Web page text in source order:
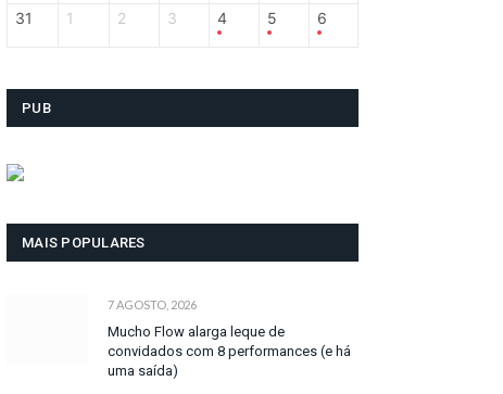
31 1 2 3 4 5 6
PUB
MAIS POPULARES
7 AGOSTO, 2026
Mucho Flow alarga leque de
convidados com 8 performances (e há
uma saída)